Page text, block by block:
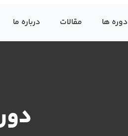
دوره ها مقالات درباره ما